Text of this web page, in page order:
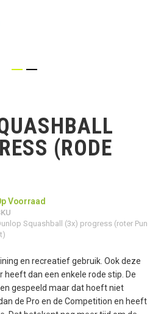
(RODE
Voorraad
Squashball (3x) progress (roter Pun
en recreatief gebruik. Ook deze
heeft dan een enkele rode stip. De
gespeeld maar dat hoeft niet
de Pro en de Competition en heeft